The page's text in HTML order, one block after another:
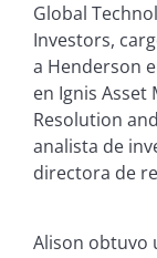
Global
Investors,
a Henderson
en Ignis
Resolution
analista de
directora de
Alison obtuvo